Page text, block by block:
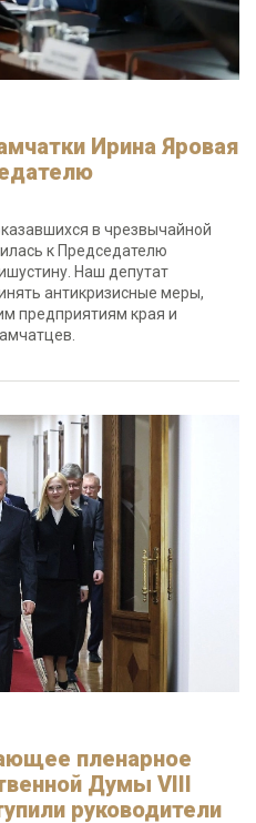
Ирина Яровая
в чрезвычайной
к Председателю
Наш депутат
антикризисные меры,
предприятиям края и
пленарное
Думы VIII
руководители